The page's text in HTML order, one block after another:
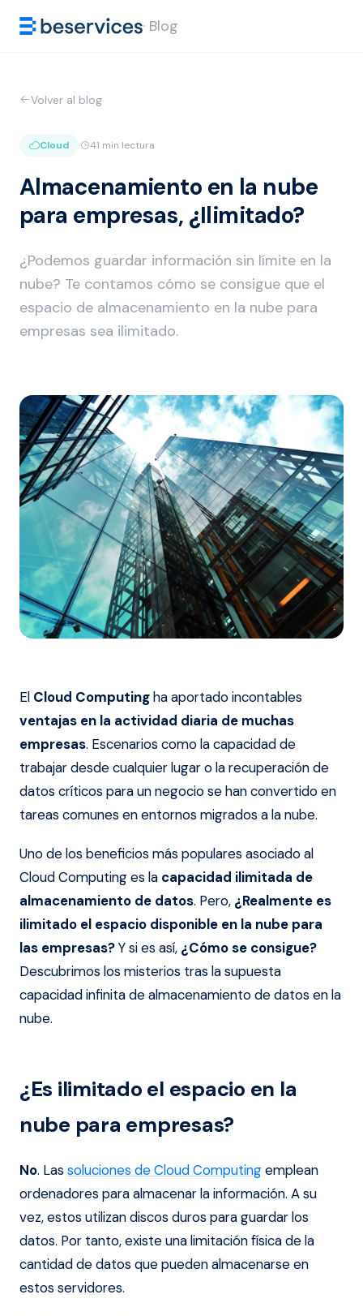
· Blog
Volver al blog
Cloud · 41 min lectura
Almacenamiento en la nube
para empresas, ¿Ilimitado?
¿Podemos guardar información sin límite en la
nube? Te contamos cómo se consigue que el
espacio de almacenamiento en la nube para
empresas sea ilimitado.
El Cloud Computingha aportado incontables
ventajas en la actividad diaria de muchas
empresas. Escenarios como la capacidad de
trabajar desde cualquier lugar o la recuperación de
datos críticos para un negocio se han convertido en
tareas comunes en entornos migrados a la nube.
Uno de los beneficios más populares asociado al
Cloud Computing es la capacidad ilimitada de
almacenamiento de datos. Pero, ¿Realmente es
ilimitado el espacio disponible en la nube para
las empresas?Y si es así, ¿Cómo se consigue?
Descubrimos los misterios tras la supuesta
capacidad infinita de almacenamiento de datos en la
nube.
¿Es ilimitado el espacio en la
nube para empresas?
No. Las soluciones de Cloud Computingemplean
ordenadores para almacenar la información. A su
vez, estos utilizan discos duros para guardar los
datos. Por tanto, existe una limitación física de la
cantidad de datos que pueden almacenarse en
estos servidores.